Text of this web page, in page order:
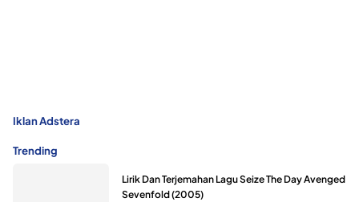
Iklan Adstera
Trending
Lirik Dan Terjemahan Lagu Seize The Day Avenged
Sevenfold (2005)